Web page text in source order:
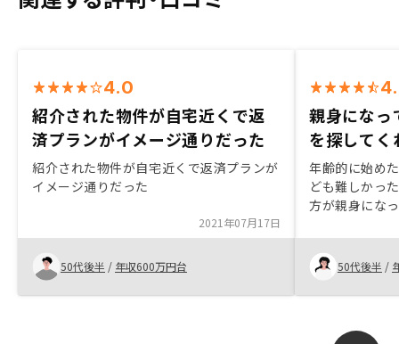
4.0
紹介された物件が自宅近くで返
済プランがイメージ通りだった
紹介された物件が自宅近くで返済プランが
イメージ通りだった
2021年07月17日
50代後半 / 年収600万円台
親身になっ
を探してく
年齢的に始め
ども難しかっ
方が親身にな
一生懸命探し
購入ができま
す。
50代後半 /